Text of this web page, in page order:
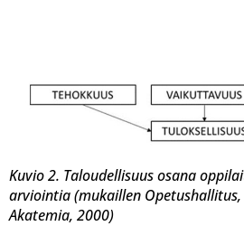
Kuvio 2. Taloudellisuus osana
arviointia (mukaillen Opetushallitus,
Akatemia, 2000)